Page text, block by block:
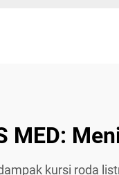
MED:
kursi roda